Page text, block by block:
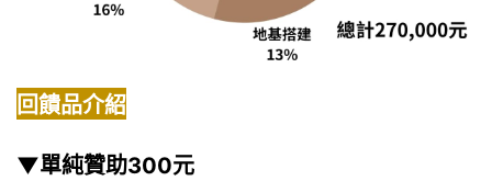
回饋品介紹
▼單純贊助300元